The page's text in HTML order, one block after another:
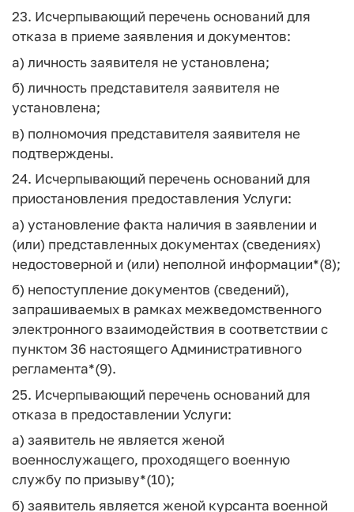
23. Исчерпывающий перечень оснований для
отказа в приеме заявления и документов:
а) личность заявителя не установлена;
б) личность представителя заявителя не
установлена;
в) полномочия представителя заявителя не
подтверждены.
24. Исчерпывающий перечень оснований для
приостановления предоставления Услуги:
а) установление факта наличия в заявлении и
(или) представленных документах (сведениях)
недостоверной и (или) неполной информации*(8);
б) непоступление документов (сведений),
запрашиваемых в рамках межведомственного
электронного взаимодействия в соответствии с
пунктом 36 настоящего Административного
регламента*(9).
25. Исчерпывающий перечень оснований для
отказа в предоставлении Услуги:
а) заявитель не является женой
военнослужащего, проходящего военную
службу по призыву*(10);
б) заявитель является женой курсанта военной